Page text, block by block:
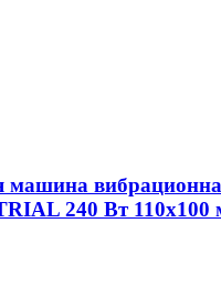
240 Вт 110х100